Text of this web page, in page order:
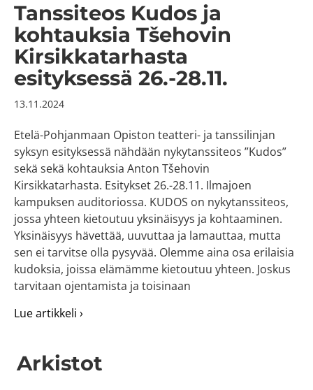
Arkistot
Tanssiteos Kudos ja
kohtauksia Tšehovin
Kirsikkatarhasta
esityksessä 26.-28.11.
13.11.2024
Etelä-Pohjanmaan Opiston teatteri- ja tanssilinjan
syksyn esityksessä nähdään nykytanssiteos ”Kudos”
sekä sekä kohtauksia Anton Tšehovin
Kirsikkatarhasta. Esitykset 26.-28.11. Ilmajoen
kampuksen auditoriossa. KUDOS on nykytanssiteos,
jossa yhteen kietoutuu yksinäisyys ja kohtaaminen.
Yksinäisyys hävettää, uuvuttaa ja lamauttaa, mutta
sen ei tarvitse olla pysyvää. Olemme aina osa erilaisia
kudoksia, joissa elämämme kietoutuu yhteen. Joskus
tarvitaan ojentamista ja toisinaan
Lue artikkeli ›